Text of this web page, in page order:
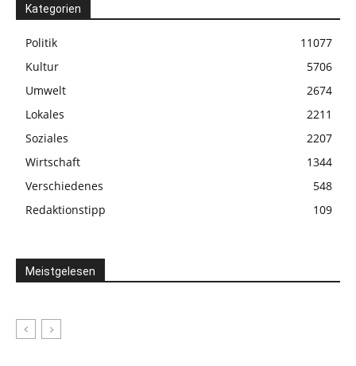
Kategorien
Politik
11077
Kultur
5706
Umwelt
2674
Lokales
2211
Soziales
2207
Wirtschaft
1344
Verschiedenes
548
Redaktionstipp
109
Meistgelesen